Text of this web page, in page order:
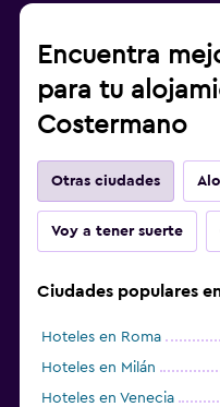
Encuentra
para tu
Costermano
Otras ciudades
Voy a tener suerte
Ciudades populares
Hoteles en Roma
Hoteles en Milán
Hoteles en Venecia